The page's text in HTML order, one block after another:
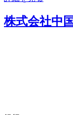
株式会社中